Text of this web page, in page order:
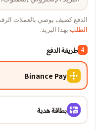
الدفع كضيف يوصي بالعملات
الطلب بهذا البريد.
4 طريقة الدفع
Binance Pay
بطاقة هدية